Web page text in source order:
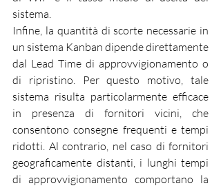
sistema.
Infine, la quantità di scorte necessarie in
un sistema Kanban dipende direttamente
dal Lead Time di approvvigionamento o
di ripristino. Per questo motivo, tale
sistema risulta particolarmente efficace
in presenza di fornitori vicini, che
consentono consegne frequenti e tempi
ridotti. Al contrario, nel caso di fornitori
geograficamente distanti, i lunghi tempi
di approvvigionamento comportano la